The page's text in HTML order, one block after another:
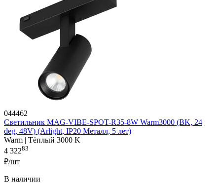
044462
Светильник MAG-VIBE-SPOT-R35-8W Warm3000 (BK, 24
deg, 48V) (Arlight, IP20 Металл, 5 лет)
Warm | Тёплый 3000 K
4 32283
₽/шт
В наличии